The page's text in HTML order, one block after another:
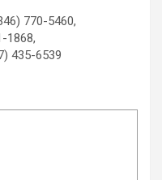
770-5460,
435-6539